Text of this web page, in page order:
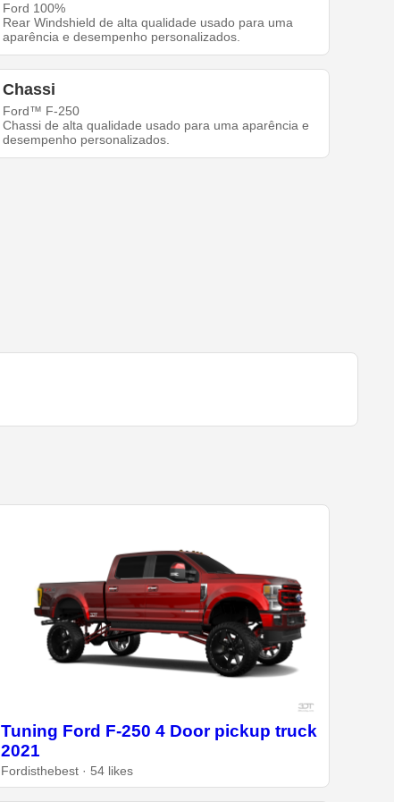
Ford 100%
Rear Windshield de alta qualidade usado para uma
aparência e desempenho personalizados.
Chassi
Ford™ F-250
Chassi de alta qualidade usado para uma aparência e
desempenho personalizados.
Tuning Ford F-250 4 Door pickup truck
2021
Fordisthebest · 54 likes